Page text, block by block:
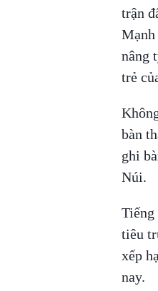
trận
Mạnh
nâng
trẻ
bàn
ghi
Núi.
Tiếng
tiêu
xếp
nay.